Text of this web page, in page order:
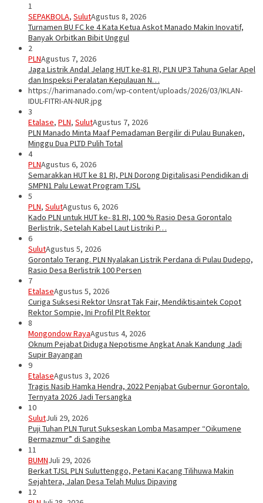
1
SEPAKBOLA, SulutAgustus 8, 2026
Turnamen BU FC ke 4 Kata Ketua Askot Manado Makin Inovatif,
Banyak Orbitkan Bibit Unggul
2
PLNAgustus 7, 2026
Jaga Listrik Andal Jelang HUT ke-81 RI, PLN UP3 Tahuna Gelar Apel
dan Inspeksi Peralatan Kepulauan N…
https://harimanado.com/wp-content/uploads/2026/03/IKLAN-
IDUL-FITRI-AN-NUR.jpg
3
Etalase, PLN, SulutAgustus 7, 2026
PLN Manado Minta Maaf Pemadaman Bergilir di Pulau Bunaken,
Minggu Dua PLTD Pulih Total
4
PLNAgustus 6, 2026
Semarakkan HUT ke 81 RI, PLN Dorong Digitalisasi Pendidikan di
SMPN1 Palu Lewat Program TJSL
5
PLN, SulutAgustus 6, 2026
Kado PLN untuk HUT ke- 81 RI, 100 % Rasio Desa Gorontalo
Berlistrik, Setelah Kabel Laut Listriki P…
6
SulutAgustus 5, 2026
Gorontalo Terang. PLN Nyalakan Listrik Perdana di Pulau Dudepo,
Rasio Desa Berlistrik 100 Persen
7
EtalaseAgustus 5, 2026
Curiga Suksesi Rektor Unsrat Tak Fair, Mendiktisaintek Copot
Rektor Sompie, Ini Profil Plt Rektor
8
Mongondow RayaAgustus 4, 2026
Oknum Pejabat Diduga Nepotisme Angkat Anak Kandung Jadi
Supir Bayangan
9
EtalaseAgustus 3, 2026
Tragis Nasib Hamka Hendra, 2022 Penjabat Gubernur Gorontalo.
Ternyata 2026 Jadi Tersangka
10
SulutJuli 29, 2026
Puji Tuhan PLN Turut Sukseskan Lomba Masamper “Oikumene
Bermazmur” di Sangihe
11
BUMNJuli 29, 2026
Berkat TJSL PLN Suluttenggo, Petani Kacang Tilihuwa Makin
Sejahtera, Jalan Desa Telah Mulus Dipaving
12